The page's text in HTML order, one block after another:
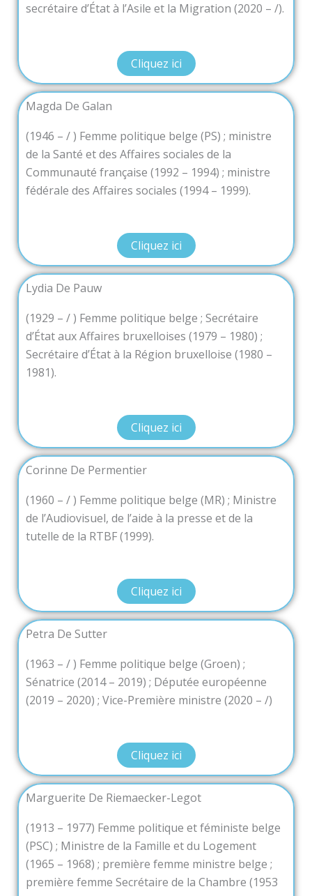
secrétaire d’État à l’Asile et la Migration (2020 – /).
Cliquez ici
Magda De Galan
(1946 – / ) Femme politique belge (PS) ; ministre
de la Santé et des Affaires sociales de la
Communauté française (1992 – 1994) ; ministre
fédérale des Affaires sociales (1994 – 1999).
Cliquez ici
Lydia De Pauw
(1929 – / ) Femme politique belge ; Secrétaire
d’État aux Affaires bruxelloises (1979 – 1980) ;
Secrétaire d’État à la Région bruxelloise (1980 –
1981).
Cliquez ici
Corinne De Permentier
(1960 – / ) Femme politique belge (MR) ; Ministre
de l’Audiovisuel, de l’aide à la presse et de la
tutelle de la RTBF (1999).
Cliquez ici
Petra De Sutter
(1963 – / ) Femme politique belge (Groen) ;
Sénatrice (2014 – 2019) ; Députée européenne
(2019 – 2020) ; Vice-Première ministre (2020 – /)
Cliquez ici
Marguerite De Riemaecker-Legot
(1913 – 1977) Femme politique et féministe belge
(PSC) ; Ministre de la Famille et du Logement
(1965 – 1968) ; première femme ministre belge ;
première femme Secrétaire de la Chambre (1953